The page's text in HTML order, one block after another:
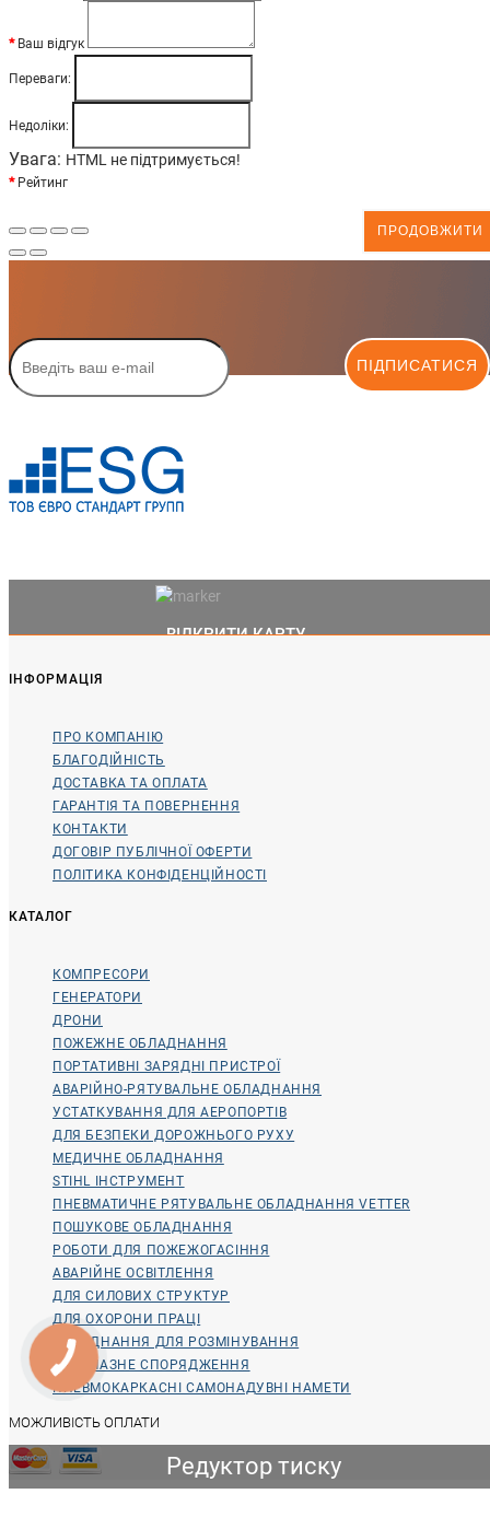
Ваш відгук
Переваги:
Недоліки:
Увага: HTML не підтримується!
Рейтинг
ПРОДОВЖИТИ
Редуктор тиску
ПІДПИСАТИСЯ
ВІДКРИТИ КАРТУ
ІНФОРМАЦІЯ
ПРО КОМПАНІЮ
БЛАГОДІЙНІСТЬ
ДОСТАВКА ТА ОПЛАТА
ГАРАНТІЯ ТА ПОВЕРНЕННЯ
КОНТАКТИ
ДОГОВІР ПУБЛІЧНОЇ ОФЕРТИ
ПОЛІТИКА КОНФІДЕНЦІЙНОСТІ
КАТАЛОГ
КОМПРЕСОРИ
ГЕНЕРАТОРИ
ДРОНИ
ПОЖЕЖНЕ ОБЛАДНАННЯ
ПОРТАТИВНІ ЗАРЯДНІ ПРИСТРОЇ
АВАРІЙНО-РЯТУВАЛЬНЕ ОБЛАДНАННЯ
УСТАТКУВАННЯ ДЛЯ АЕРОПОРТІВ
ДЛЯ БЕЗПЕКИ ДОРОЖНЬОГО РУХУ
МЕДИЧНЕ ОБЛАДНАННЯ
STIHL ІНСТРУМЕНТ
ПНЕВМАТИЧНЕ РЯТУВАЛЬНЕ ОБЛАДНАННЯ VETTER
ПОШУКОВЕ ОБЛАДНАННЯ
РОБОТИ ДЛЯ ПОЖЕЖОГАСІННЯ
АВАРІЙНЕ ОСВІТЛЕННЯ
ДЛЯ СИЛОВИХ СТРУКТУР
ДЛЯ ОХОРОНИ ПРАЦІ
ОБЛАДНАННЯ ДЛЯ РОЗМІНУВАННЯ
ВОДОЛАЗНЕ СПОРЯДЖЕННЯ
ПНЕВМОКАРКАСНІ САМОНАДУВНІ НАМЕТИ
МОЖЛИВІСТЬ ОПЛАТИ